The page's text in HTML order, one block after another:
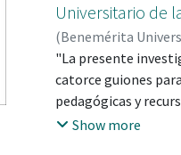
somatización,
fuerte y
participantes
querido"
Universitario de
(Benemérita
Salvador;Ortiz
"La presente
catorce guiones
pedagógicas y
de los conceptos.
Show more